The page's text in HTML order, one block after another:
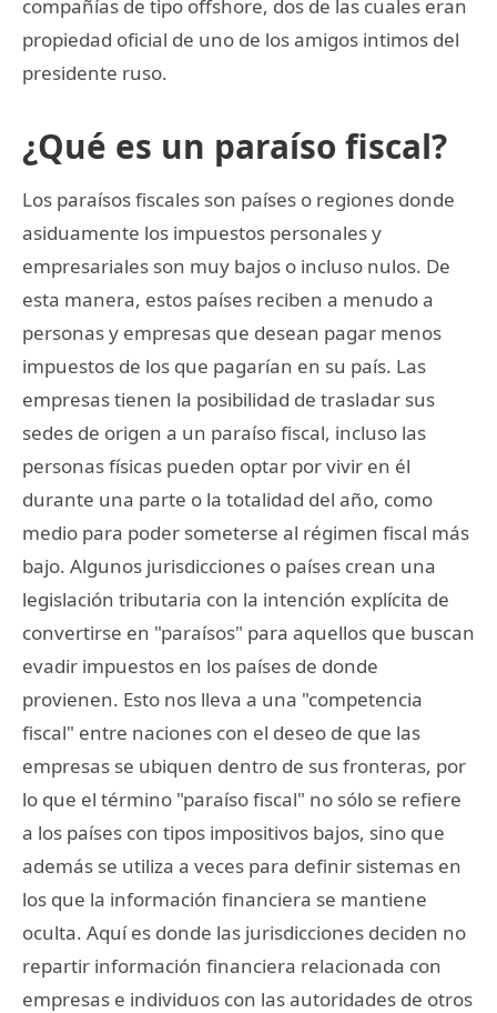
compañías de tipo offshore, dos de las cuales eran
propiedad oficial de uno de los amigos intimos del
presidente ruso.
¿Qué es un paraíso fiscal?
Los paraísos fiscales son países o regiones donde
asiduamente los impuestos personales y
empresariales son muy bajos o incluso nulos. De
esta manera, estos países reciben a menudo a
personas y empresas que desean pagar menos
impuestos de los que pagarían en su país. Las
empresas tienen la posibilidad de trasladar sus
sedes de origen a un paraíso fiscal, incluso las
personas físicas pueden optar por vivir en él
durante una parte o la totalidad del año, como
medio para poder someterse al régimen fiscal más
bajo. Algunos jurisdicciones o países crean una
legislación tributaria con la intención explícita de
convertirse en "paraísos" para aquellos que buscan
evadir impuestos en los países de donde
provienen. Esto nos lleva a una "competencia
fiscal" entre naciones con el deseo de que las
empresas se ubiquen dentro de sus fronteras, por
lo que el término "paraíso fiscal" no sólo se refiere
a los países con tipos impositivos bajos, sino que
además se utiliza a veces para definir sistemas en
los que la información financiera se mantiene
oculta. Aquí es donde las jurisdicciones deciden no
repartir información financiera relacionada con
empresas e individuos con las autoridades de otros